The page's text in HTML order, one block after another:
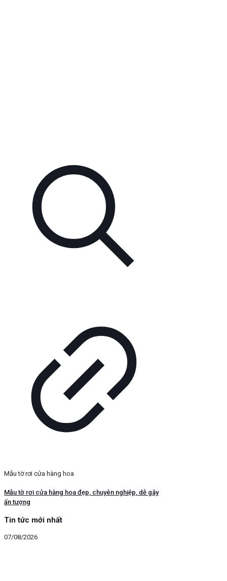
Mẫu tờ rơi cửa hàng hoa
Mẫu tờ rơi cửa hàng hoa đẹp, chuyên nghiệp, dễ gây
ấn tượng
Tin tức mới nhất
07/08/2026